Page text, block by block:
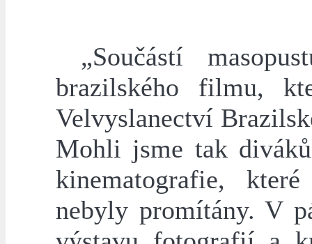
„Součástí
brazilského filmu,
Velvyslanectví
Mohli jsme tak
kinematografie,
nebyly promítány. V